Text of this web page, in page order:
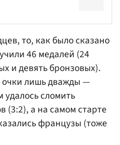
то, как было сказано
46 медалей (24
и девять бронзовых).
очки лишь дважды —
удалось сломить
(3:2), а на самом старте
французы (тоже